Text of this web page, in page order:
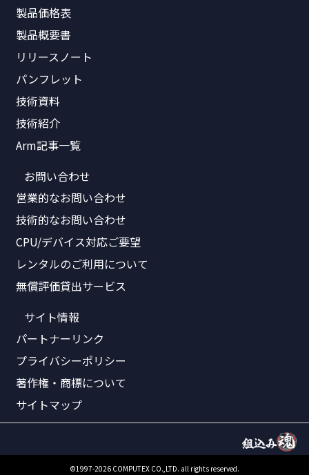
製品価格表
製品概要書
リリースノート
パンフレット
技術資料
技術紹介
Arm記事一覧
お問い合わせ
営業的なお問い合わせ
技術的なお問い合わせ
CPU/デバイス対応ご要望
レンタルのご利用について
無償評価貸出サービス
サイト情報
パートナーリンク
プライバシーポリシー
著作権・商標について
サイトマップ
©1997-2026 COMPUTEX CO.,LTD. all rights reserved.